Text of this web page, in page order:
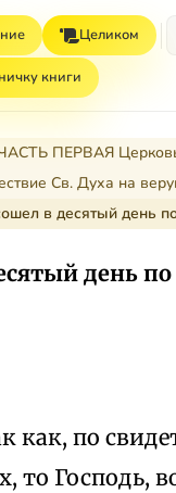
Целиком
книги
ПЕРВАЯ Церковь
Св. Духа на
в десятый день
день по
как, по
то Господь,